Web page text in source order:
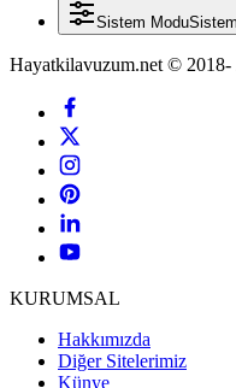
Sistem Modu
Hayatkilavuzum.net © 2018-
KURUMSAL
Hakkımızda
Diğer Sitelerimiz
Künye